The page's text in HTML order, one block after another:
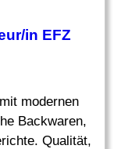
/in EFZ
modernen
Backwaren,
Qualität,